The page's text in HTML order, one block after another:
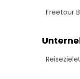
Freetour
Reiseziele